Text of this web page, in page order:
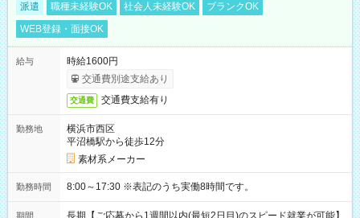
派遣 職種未経験OK 社会人未経験OK
ブランクOK
WEB登録・面接OK
給与
時給1600円
交通費別途支給あり
交通費 交通費支給有り
勤務地
横浜市西区
平沼橋駅から徒歩12分
素材系メーカー
勤務時間 8:00～17:30 ※表記のうち実働8時間です。
期間
長期【ご応募から1週間以内(最短2日目)のスピード就業が可能】